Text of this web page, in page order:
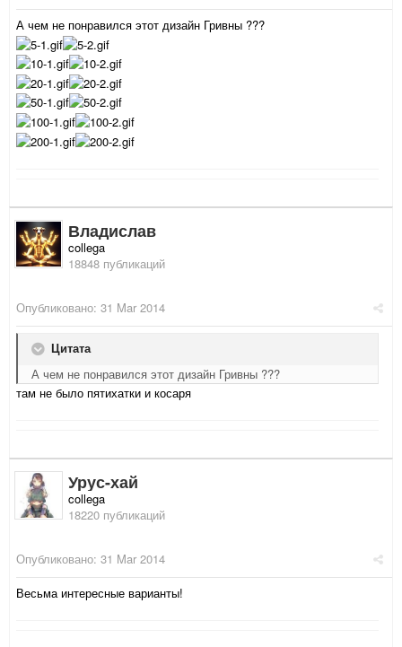
А чем не понравился этот дизайн Гривны ???
Владислав
collega
18848 публикаций
Опубликовано: 31 Mar 2014
Цитата
А чем не понравился этот дизайн Гривны ???
там не было пятихатки и косаря
Урус-хай
collega
18220 публикаций
Опубликовано: 31 Mar 2014
Весьма интересные варианты!